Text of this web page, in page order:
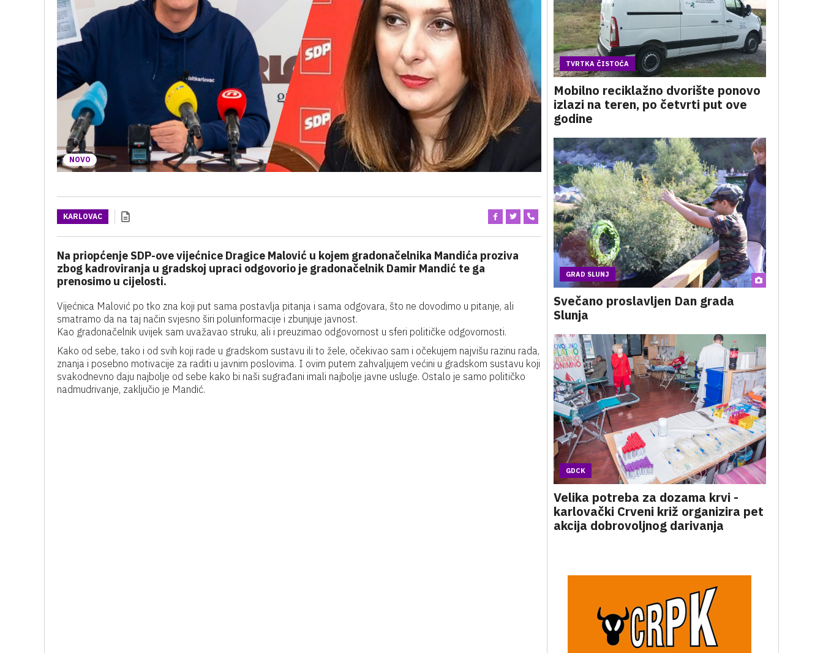
NOVO
KARLOVAC
Na priopćenje SDP-ove vijećnice Dragice Malović u kojem gradonačelnika Mandića proziva
zbog kadroviranja u gradskoj upraci odgovorio je gradonačelnik Damir Mandić te ga
prenosimo u cijelosti.
Vijećnica Malović po tko zna koji put sama postavlja pitanja i sama odgovara, što ne dovodimo u pitanje, ali
smatramo da na taj način svjesno širi poluinformacije i zbunjuje javnost.
Kao gradonačelnik uvijek sam uvažavao struku, ali i preuzimao odgovornost u sferi političke odgovornosti.
Kako od sebe, tako i od svih koji rade u gradskom sustavu ili to žele, očekivao sam i očekujem najvišu razinu rada,
znanja i posebno motivacije za raditi u javnim poslovima. I ovim putem zahvaljujem većini u gradskom sustavu koji
svakodnevno daju najbolje od sebe kako bi naši sugrađani imali najbolje javne usluge. Ostalo je samo političko
nadmudrivanje, zaključio je Mandić.
TVRTKA ČISTOĆA
Mobilno reciklažno dvorište ponovo
izlazi na teren, po četvrti put ove
godine
GRAD SLUNJ
Svečano proslavljen Dan grada
Slunja
GDCK
Velika potreba za dozama krvi -
karlovački Crveni križ organizira pet
akcija dobrovoljnog darivanja